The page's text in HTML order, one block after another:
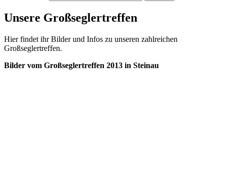
Unsere Großseglertreffen
Hier findet ihr Bilder und Infos zu unseren zahlreichen
Großseglertreffen.
Bilder vom Großseglertreffen 2013 in Steinau